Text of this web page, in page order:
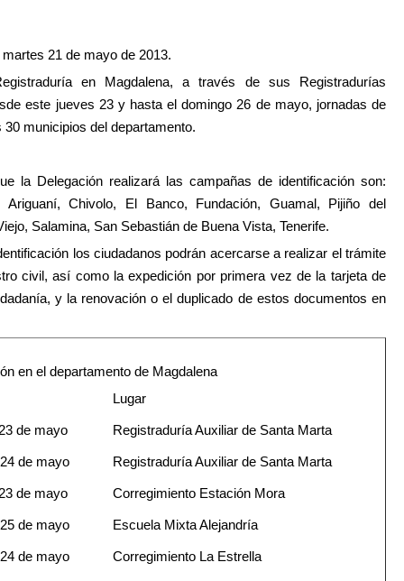
21 de mayo de 2013.
en Magdalena, a través de sus Registradurías
este jueves 23 y hasta el domingo 26 de mayo, jornadas de
municipios del departamento.
la Delegación realizará las campañas de identificación son:
Ariguaní,Chivolo, El Banco, Fundación, Guamal , Pijiño del
, Salamina, San Sebastián de Buena Vista, Tenerife.
los ciudadanos podrán acercarse a realizar el trámite
civil , así como la expedición por primera vez de la tarjeta de
, y la renovación o el duplicado de estos documentos en
en el departamento de Magdalena
Lugar
de mayo Registraduría Auxiliar de Santa Marta
de mayo Registraduría Auxiliar de Santa Marta
de mayo Corregimiento Estación Mora
de mayo Escuela Mixta Alejandría
de mayo Corregimiento La Estrella